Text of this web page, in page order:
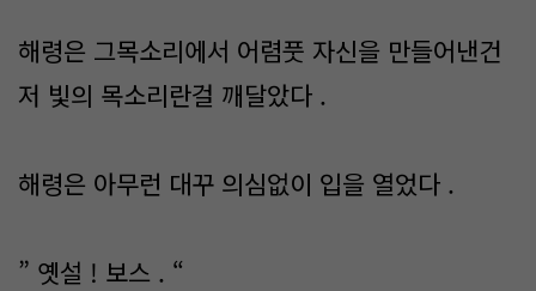
해령은 그목소리에서 어렴풋 자신을 만들어낸건
저 빛의 목소리란걸 깨달았다 .
해령은 아무런 대꾸 의심없이 입을 열었다 .
” 옛설 ! 보스 . “